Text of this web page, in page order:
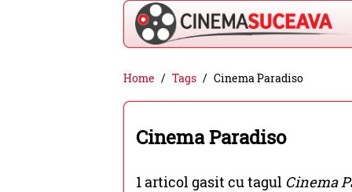
Cinema
Suceava
-
filme
cinema,
Home Tags Cinema Paradiso
Cinema Paradiso
1 articol gasit cu tagul Cinema